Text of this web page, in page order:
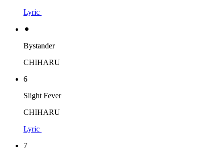
Lyric
⚫︎
Bystander
CHIHARU
6
Slight Fever
CHIHARU
Lyric
7